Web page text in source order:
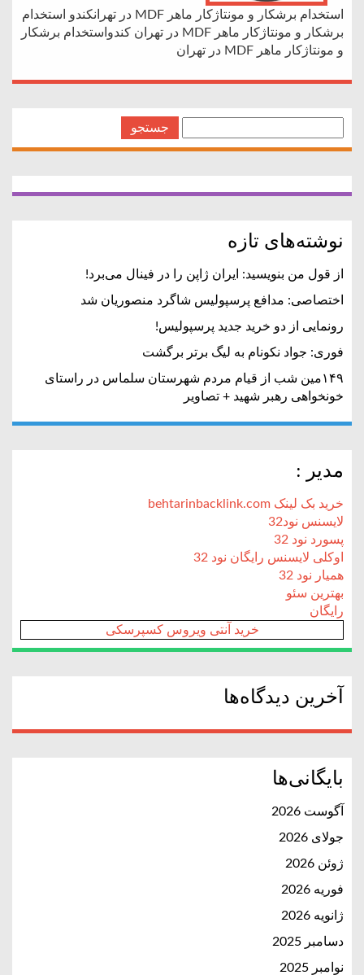
استخدام برشکار و مونتاژکار ماهر MDF در تهرانکندو استخدام
برشکار و مونتاژکار ماهر MDF در تهران کندواستخدام برشکار
و مونتاژکار ماهر MDF در تهران
نوشته‌های تازه
از قول من بنویسید: ایران ژاپن را در فینال می‌برد!
اختصاصی: مدافع پرسپولیس شاگرد منصوریان شد
رونمایی از دو خرید جدید پرسپولیس!
فوری: جواد نکونام به لیگ برتر برگشت
۱۴۹مین شب از قیام مردم شهرستان سلماس در راستای
خونخواهی رهبر شهید + تصاویر
مدیر :
خرید بک لینک behtarinbacklink.com
لایسنس نود32
پسورد نود 32
اوکلی لایسنس رایگان نود 32
همیار نود 32
بهترین سئو
رایگان
خرید آنتی ویروس کسپرسکی
آخرین دیدگاه‌ها
بایگانی‌ها
آگوست 2026
جولای 2026
ژوئن 2026
فوریه 2026
ژانویه 2026
دسامبر 2025
نوامبر 2025